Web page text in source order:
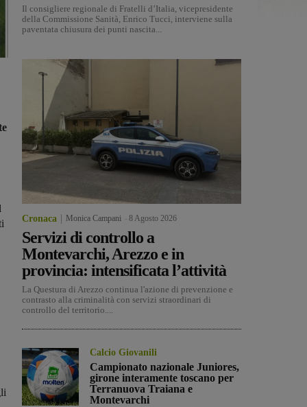
Il consigliere regionale di Fratelli d’Italia, vicepresidente
della Commissione Sanità, Enrico Tucci, interviene sulla
paventata chiusura dei punti nascita...
Cronaca Monica Campani 8 Agosto 2026
Servizi di controllo a
Montevarchi, Arezzo e in
provincia: intensificata l’attività
La Questura di Arezzo continua l'azione di prevenzione e
contrasto alla criminalità con servizi straordinari di
controllo del territorio....
Calcio Giovanili
Campionato nazionale Juniores,
girone interamente toscano per
Terranuova Traiana e
Montevarchi